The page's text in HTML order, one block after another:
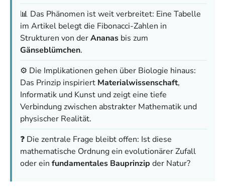
📊 Das Phänomen ist weit verbreitet: Eine Tabelle
im Artikel belegt die Fibonacci-Zahlen in
Strukturen von derAnanas bis zum
Gänseblümchen.
⚙️ Die Implikationen gehen über Biologie hinaus:
Das Prinzip inspiriert Materialwissenschaft,
Informatik und Kunst und zeigt eine tiefe
Verbindung zwischen abstrakter Mathematik und
physischer Realität.
❓ Die zentrale Frage bleibt offen: Ist diese
mathematische Ordnung ein evolutionärer Zufall
oder ein fundamentales Bauprinzip der Natur?